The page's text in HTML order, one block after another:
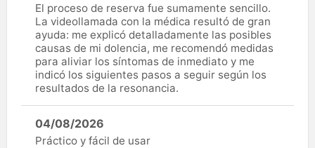
El proceso de reserva fue sumamente sencillo.
La videollamada con la médica resultó de gran
ayuda: me explicó detalladamente las posibles
causas de mi dolencia, me recomendó medidas
para aliviar los síntomas de inmediato y me
indicó los siguientes pasos a seguir según los
resultados de la resonancia.
04/08/2026
Práctico y fácil de usar